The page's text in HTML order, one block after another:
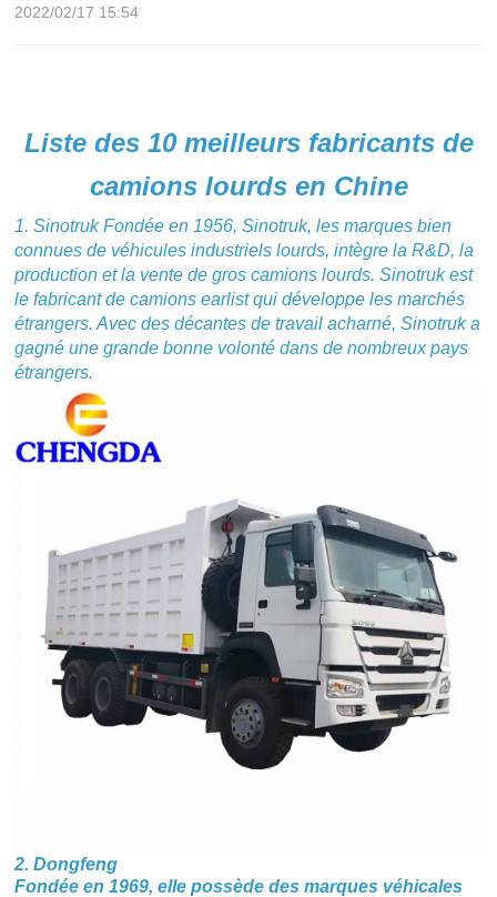
2022/02/17 15:54
Liste des 10 meilleurs fabricants de
camions lourds en Chine
1. SinotrukFondée en 1956, Sinotruk, les marques bien
connues de véhicules industriels lourds, intègre la R&D, la
production et la vente de gros camions lourds. Sinotruk est
le fabricant de camions earlist qui développe les marchés
étrangers. Avec des décantes de travail acharné, Sinotruk a
gagné une grande bonne volonté dans de nombreux pays
étrangers.
2. Dongfeng
Fondée en 1969, elle possède des marques véhicales